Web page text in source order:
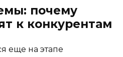
почему
к конкурентам
еще на этапе